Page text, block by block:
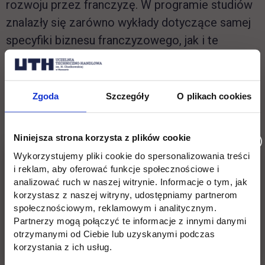
Zgoda Szczegóły O plikach cookies
Niniejsza strona korzysta z plików cookie
Wykorzystujemy pliki cookie do spersonalizowania treści
i reklam, aby oferować funkcje społecznościowe i
analizować ruch w naszej witrynie. Informacje o tym, jak
korzystasz z naszej witryny, udostępniamy partnerom
społecznościowym, reklamowym i analitycznym.
Partnerzy mogą połączyć te informacje z innymi danymi
otrzymanymi od Ciebie lub uzyskanymi podczas
korzystania z ich usług.
rozwoju przez franczyzę. W programie studiów
znalazły się zarówno wykłady dotyczące samej
specyfiki biznesu franczyzowego, jak i te
poszerzające wiedzę z zarządzania
studiów poznają genezę i obecny stan rynku
franczyzowego w Polsce, z uwzględnieniem
poszczególnych branżach. Posiądą też wiedzę
z zakresu zarządzania finansami
przedsiębiorstwa oraz tworzenia biznes planów
i modeli biznesowych sieci franczyzowych. W
programie studiów znalazły się również m.in.
takie tematy, jak marketing sieci franczyzowej,
rachunkowość menedżerska, zarządzanie